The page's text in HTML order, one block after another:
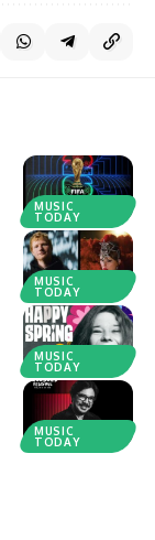
MUSIC
TODAY
MUSIC
TODAY
MUSIC
TODAY
MUSIC
TODAY